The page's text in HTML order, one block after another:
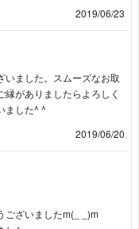
2019/06/23
いました。スムーズなお取
がありましたらよろしく
ました^ ^
2019/06/20
ございましたm(_ _)m